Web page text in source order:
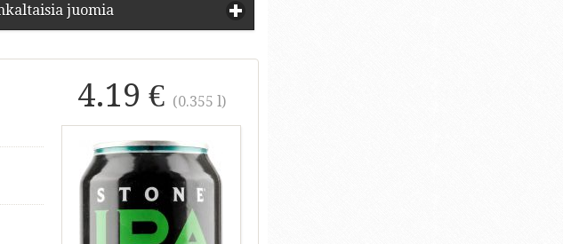
juomia
4.19 € (0.355 l)